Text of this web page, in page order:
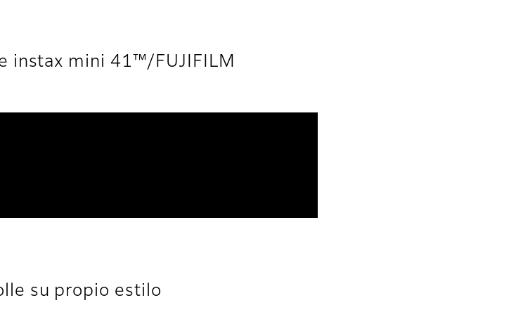
instax mini 41™/FUJIFILM
su propio estilo